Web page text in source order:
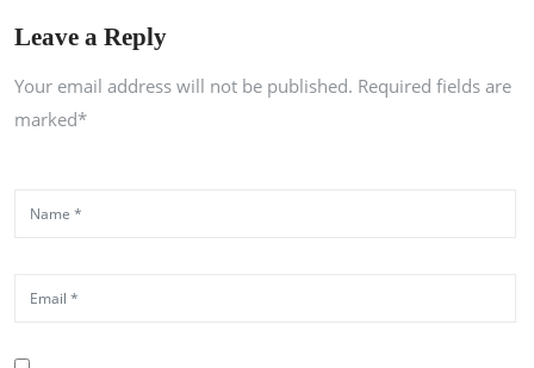
Leave a Reply
Your email address will not be published. Required fields are
marked*